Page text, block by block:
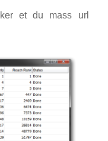
et du mass url